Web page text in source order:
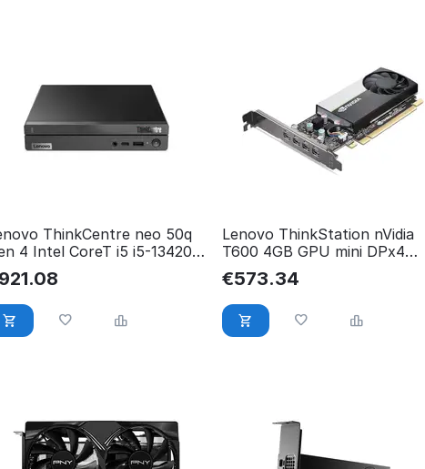
ThinkCentre neo 50q
4 Intel CoreT i5 i5-13420H
12LN001EGE
921.08
Lenovo ThinkStation nVidia
T600 4GB GPU mini DPx4
Graphics Card 4X61E26090
€573.34